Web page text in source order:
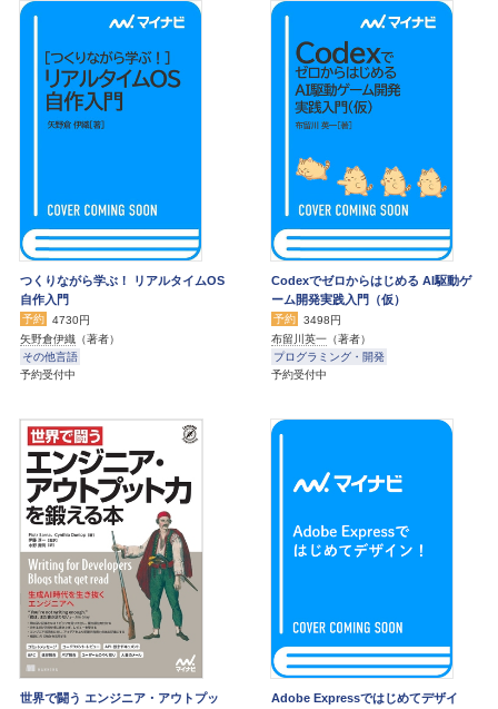
つくりながら学ぶ！ リアルタイムOS
自作入門
予約
4730円
矢野倉伊織 （著者）
その他言語
予約受付中
Codexでゼロからはじめる AI駆動ゲ
ーム開発実践入門（仮）
予約
3498円
布留川英一 （著者）
プログラミング・開発
予約受付中
世界で闘う エンジニア・アウトプッ
Adobe Expressではじめてデザイ